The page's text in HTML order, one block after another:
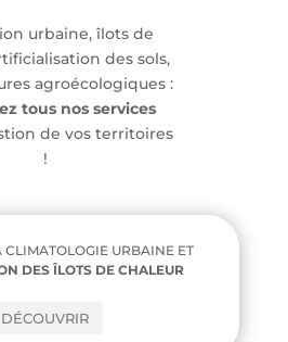
urbaine, îlots de
des sols,
agroécologiques :
tous nos services
de vos territoires
!
CLIMATOLOGIE URBAINE ET
DES ÎLOTS DE CHALEUR
DÉCOUVRIR